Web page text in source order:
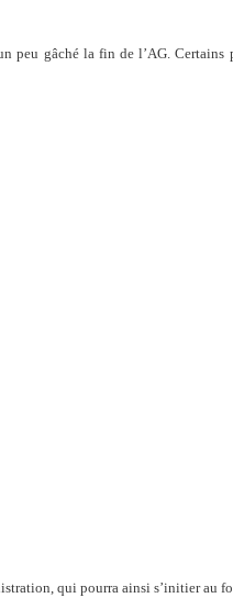
peu gâché la fin de l’AG. Certains
qui pourra ainsi s’initier au